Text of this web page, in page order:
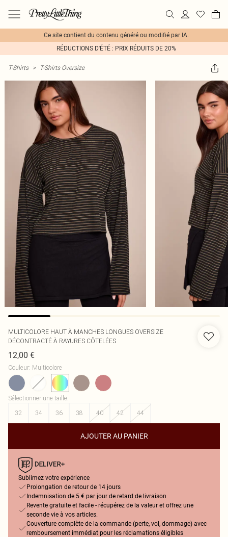
Ce site contient du contenu généré ou modifié par IA.
RÉDUCTIONS D'ÉTÉ : PRIX RÉDUITS DE 20%
T-Shirts > T-Shirts Oversize
MULTICOLORE HAUT À MANCHES LONGUES OVERSIZE
DÉCONTRACTÉ À RAYURES CÔTELÉES
12,00 €
Couleur: Multicolore
Sélectionner une taille:
32
34 36 38 40 42 44
AJOUTER AU PANIER
Sublimez votre expérience
Prolongation de retour de 14 jours
Indemnisation de 5 € par jour de retard de livraison
Revente gratuite et facile - récupérez de la valeur et offrez une
seconde vie à vos articles.
Couverture complète de la commande (perte, vol, dommage) avec
remboursement immédiat pour les réclamations éligibles